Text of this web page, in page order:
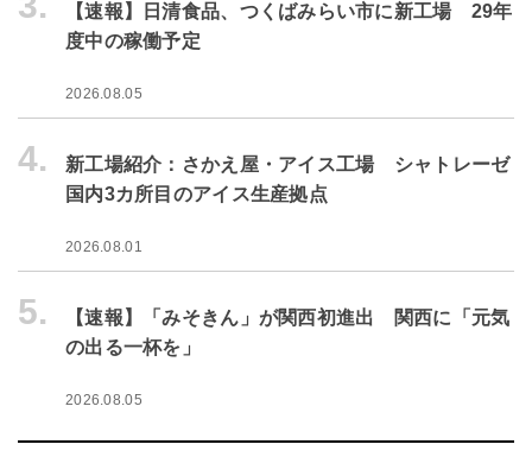
【速報】日清食品、つくばみらい市に新工場 29年
度中の稼働予定
2026.08.05
4.
新工場紹介：さかえ屋・アイス工場 シャトレーゼ
国内3カ所目のアイス生産拠点
2026.08.01
5.
【速報】「みそきん」が関西初進出 関西に「元気
の出る一杯を」
2026.08.05